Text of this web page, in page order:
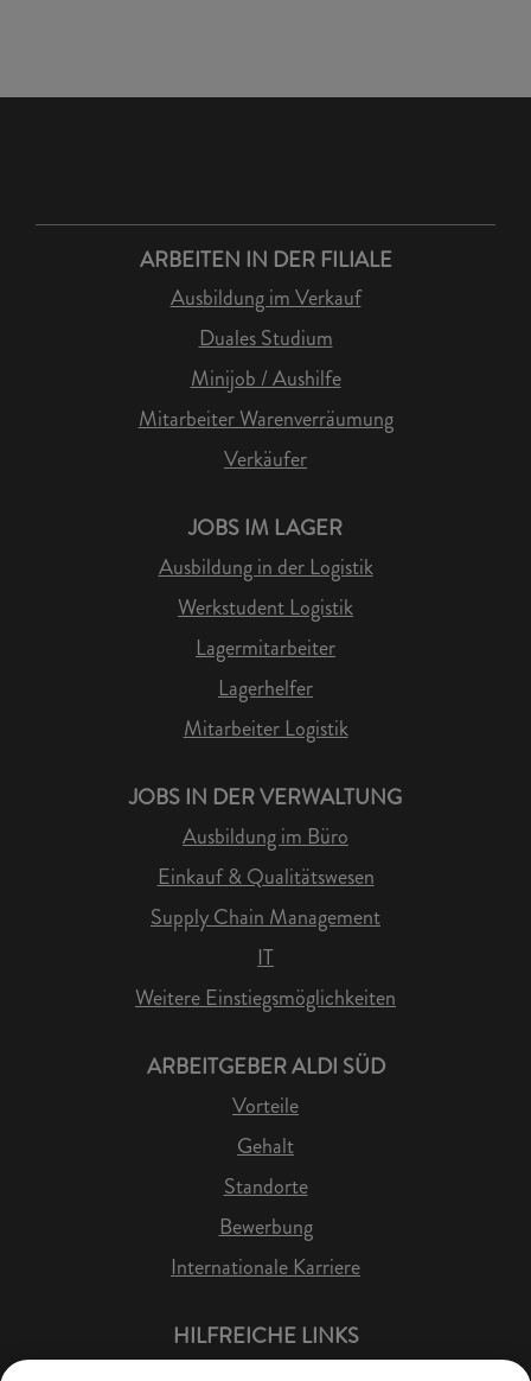
ARBEITEN IN DER FILIALE
Ausbildung im Verkauf
Duales Studium
Minijob / Aushilfe
Mitarbeiter Warenverräumung
Verkäufer
JOBS IM LAGER
Ausbildung in der Logistik
Werkstudent Logistik
Lagermitarbeiter
Lagerhelfer
Mitarbeiter Logistik
JOBS IN DER VERWALTUNG
Ausbildung im Büro
Einkauf & Qualitätswesen
Supply Chain Management
IT
Weitere Einstiegsmöglichkeiten
ARBEITGEBER ALDI SÜD
Vorteile
Gehalt
Standorte
Bewerbung
Internationale Karriere
HILFREICHE LINKS